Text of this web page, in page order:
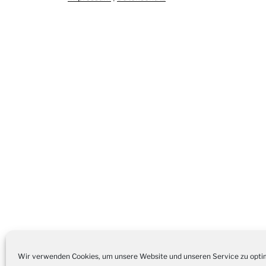
Wir verwenden Cookies, um unsere Website und unseren Service zu
Stolz präsentiert von WordPress